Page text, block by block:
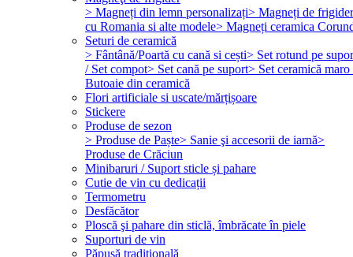
> Magneți din lemn personalizați> Magneți de frigider
cu Romania si alte modele> Magneți ceramica
Seturi de ceramică
> Fântână/Poartă cu cană si cești> Set rotund pe
/ Set compot> Set cană pe suport> Set ceramică maro
Butoaie din ceramică
Flori artificiale si uscate/mărțișoare
Stickere
Produse de sezon
> Produse de Paște> Sanie şi accesorii de iarnă>
Produse de Crăciun
Minibaruri / Suport sticle și pahare
Cutie de vin cu dedicații
Termometru
Desfăcător
Ploscă şi pahare din sticlă, îmbrăcate în piele
Suporturi de vin
Păpuşă tradiţională